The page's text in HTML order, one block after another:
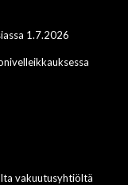
1.7.2026
vakuutusyhtiöltä